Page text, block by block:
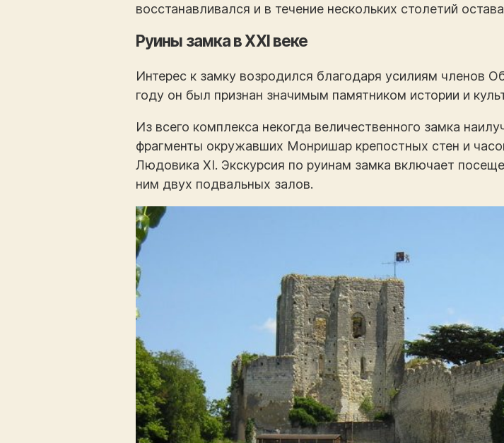
восстанавливался и в течение нескольких столетий
Руины замка в XXI веке
Интерес к замку возродился благодаря усилиям членов
году он был признан значимым памятником истории и
Из всего комплекса некогда величественного замка
фрагменты окружавших Монришар крепостных стен и
Людовика XI. Экскурсия по руинам замка включает
ним двух подвальных залов.